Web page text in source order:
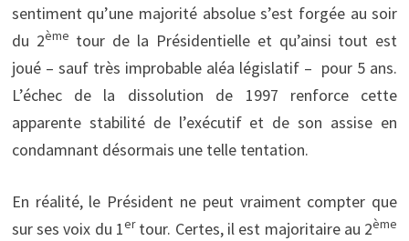
sentiment qu’une majorité absolue s’est forgée au soir
du 2ème tour de la Présidentielle et qu’ainsi tout est
joué – sauf très improbable aléa législatif – pour 5 ans.
L’échec de la dissolution de 1997 renforce cette
apparente stabilité de l’exécutif et de son assise en
condamnant désormais une telle tentation.
En réalité, le Président ne peut vraiment compter que
sur ses voix du 1ertour. Certes, il est majoritaire au 2ème